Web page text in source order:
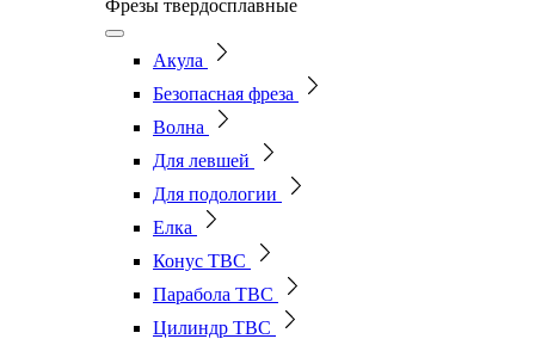
Фрезы твердосплавные
Акула
Безопасная фреза
Волна
Для левшей
Для подологии
Елка
Конус ТВС
Парабола ТВС
Цилиндр ТВС